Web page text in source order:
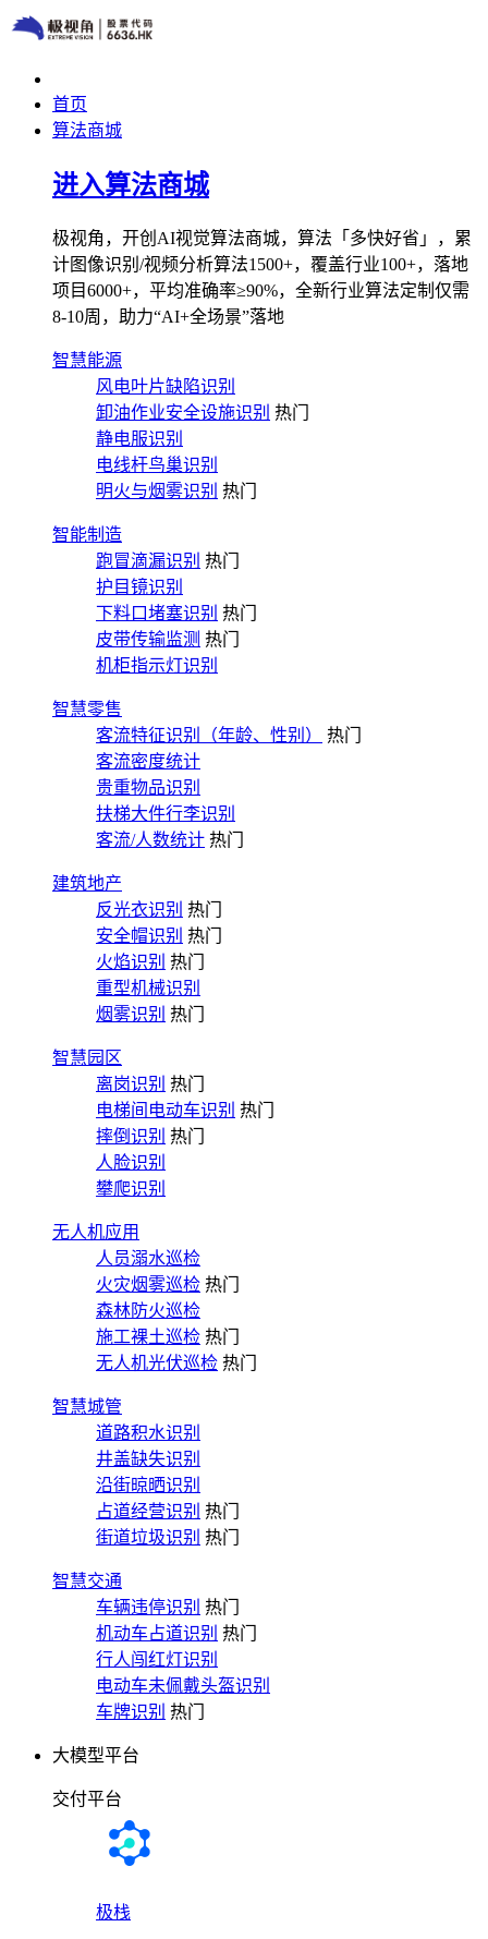
首页
算法商城
进入算法商城
极视角，开创AI视觉算法商城，算法「多快好省」，累
计图像识别/视频分析算法1500+，覆盖行业100+，落地
项目6000+，平均准确率≥90%，全新行业算法定制仅需
8-10周，助力“AI+全场景”落地
智慧能源
风电叶片缺陷识别
卸油作业安全设施识别 热门
静电服识别
电线杆鸟巢识别
明火与烟雾识别 热门
智能制造
跑冒滴漏识别 热门
护目镜识别
下料口堵塞识别 热门
皮带传输监测 热门
机柜指示灯识别
智慧零售
客流特征识别（年龄、性别）
热门
客流密度统计
贵重物品识别
扶梯大件行李识别
客流/人数统计 热门
建筑地产
反光衣识别 热门
安全帽识别 热门
火焰识别 热门
重型机械识别
烟雾识别 热门
智慧园区
离岗识别 热门
电梯间电动车识别 热门
摔倒识别 热门
人脸识别
攀爬识别
无人机应用
人员溺水巡检
火灾烟雾巡检 热门
森林防火巡检
施工裸土巡检 热门
无人机光伏巡检 热门
智慧城管
道路积水识别
井盖缺失识别
沿街晾晒识别
占道经营识别 热门
街道垃圾识别 热门
智慧交通
车辆违停识别 热门
机动车占道识别 热门
行人闯红灯识别
电动车未佩戴头盔识别
车牌识别 热门
大模型平台
交付平台
极栈